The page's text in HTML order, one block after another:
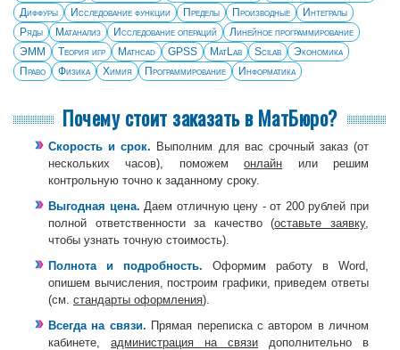
Диффуры
Исследование функции Пределы Производные
Интегралы
Ряды
Матанализ Исследование операций
Линейное программирование
ЭММ
Теория игр Mathcad GPSS MatLab Scilab
Экономика
Право
Физика Химия Программирование Информатика
Почему стоит заказать в МатБюро?
Скорость и срок. Выполним для вас срочный заказ (от
нескольких часов), поможемонлайн или решим
контрольную точно к заданному сроку.
Выгодная цена. Даем отличную цену - от 200 рублей при
полной ответственности за качество (оставьте заявку,
чтобы узнать точную стоимость).
Полнота и подробность. Оформим работу в Word,
опишем вычисления, построим графики, приведем ответы
(см. стандарты оформления).
Всегда на связи. Прямая переписка с автором в личном
кабинете, администрация на связи дополнительно в